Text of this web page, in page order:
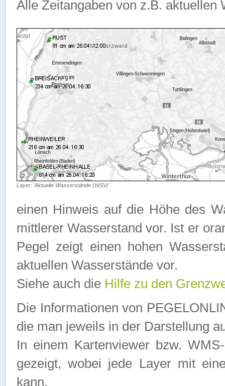
Alle Zeitangaben von z.B. aktuellen
Layer: 'Aktuelle Wasserstände (WSV)'
einen Hinweis auf die Höhe des
mittlerer Wasserstand vor. Ist er
Pegel zeigt einen hohen
aktuellen Wasserstände vor.
Siehe auch die Hilfe zu den
Die Informationen von
die man jeweils in der Darstellung
In einem Kartenviewer bzw.
gezeigt, wobei jede Layer mit
kann.